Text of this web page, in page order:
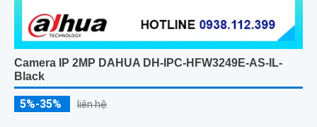
Camera IP 2MP DAHUA DH-IPC-HFW3249E-AS-IL-
Black
5%-35% liên hệ